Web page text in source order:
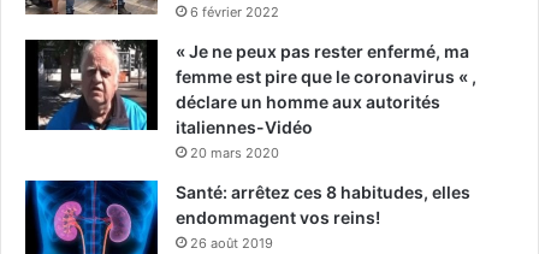
6 février 2022
« Je ne peux pas rester enfermé, ma
femme est pire que le coronavirus « ,
déclare un homme aux autorités
italiennes-Vidéo
20 mars 2020
Santé: arrêtez ces 8 habitudes, elles
endommagent vos reins!
26 août 2019